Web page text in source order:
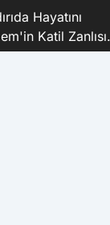
Hayatını
Katil Zanlısı